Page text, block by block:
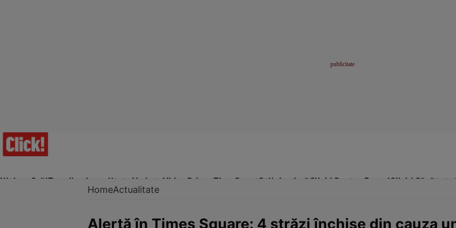
Ultima Oră!Trending Actualitate Vedete Video Prime Time SportStil de viațăClick! Pentru FemeiClick! Sănătate
HomeActualitate
Alertă în Times Square: 4 străzi închise din cauza